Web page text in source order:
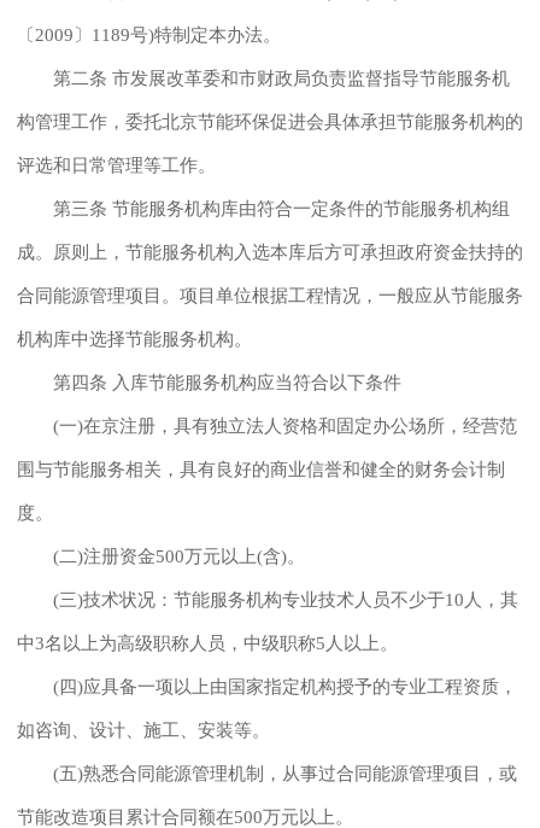
〔2009〕1189号)特制定本办法。
第二条 市发展改革委和市财政局负责监督指导节能服务机
构管理工作，委托北京节能环保促进会具体承担节能服务机构的
评选和日常管理等工作。
第三条 节能服务机构库由符合一定条件的节能服务机构组
成。原则上，节能服务机构入选本库后方可承担政府资金扶持的
合同能源管理项目。项目单位根据工程情况，一般应从节能服务
机构库中选择节能服务机构。
第四条 入库节能服务机构应当符合以下条件
(一)在京注册，具有独立法人资格和固定办公场所，经营范
围与节能服务相关，具有良好的商业信誉和健全的财务会计制
度。
(二)注册资金500万元以上(含)。
(三)技术状况：节能服务机构专业技术人员不少于10人，其
中3名以上为高级职称人员，中级职称5人以上。
(四)应具备一项以上由国家指定机构授予的专业工程资质，
如咨询、设计、施工、安装等。
(五)熟悉合同能源管理机制，从事过合同能源管理项目，或
节能改造项目累计合同额在500万元以上。